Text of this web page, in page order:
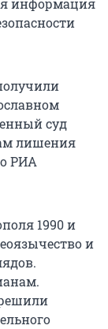
информация
суд
лишения
РИА
1990 и
и